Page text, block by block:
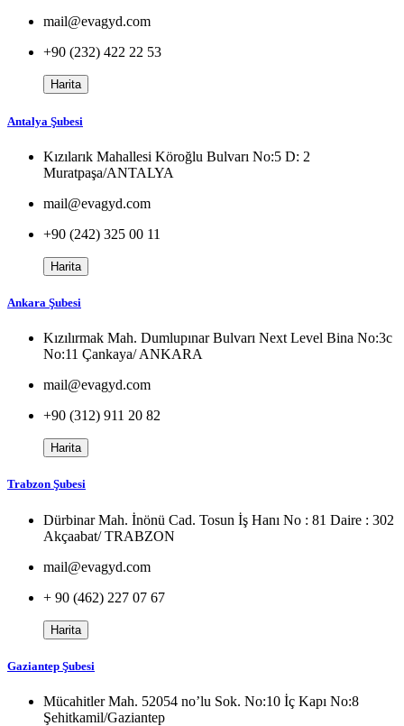
mail@evagyd.com
+90 (232) 422 22 53
Harita
Antalya Şubesi
Kızılarık Mahallesi Köroğlu Bulvarı No:5 D: 2
Muratpaşa/ANTALYA
mail@evagyd.com
+90 (242) 325 00 11
Harita
Ankara Şubesi
Kızılırmak Mah. Dumlupınar Bulvarı Next Level Bina No:3c
No:11 Çankaya/ ANKARA
mail@evagyd.com
+90 (312) 911 20 82
Harita
Trabzon Şubesi
Dürbinar Mah. İnönü Cad. Tosun İş Hanı No : 81 Daire : 302
Akçaabat/ TRABZON
mail@evagyd.com
+ 90 (462) 227 07 67
Harita
Gaziantep Şubesi
Mücahitler Mah. 52054 no’lu Sok. No:10 İç Kapı No:8
Şehitkamil/Gaziantep